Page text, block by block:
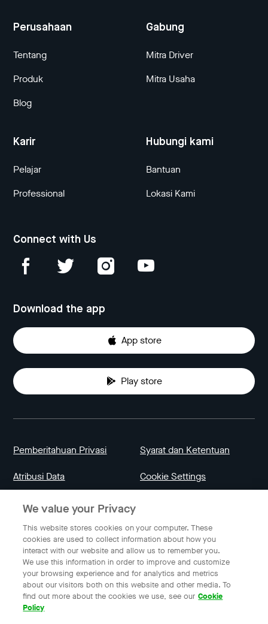
Perusahaan
Tentang
Produk
Blog
Gabung
Mitra Driver
Mitra Usaha
Karir
Pelajar
Professional
Hubungi kami
Bantuan
Lokasi Kami
Connect with Us
Download the app
App store
Play store
Pemberitahuan Privasi Syarat dan Ketentuan
Atribusi Data Cookie Settings
Bahasa Indonesia
© 2023 Gojek | Gojek adalah merek milik PT GoTo Gojek
Tokopedia Tbk. Terdaftar pada Direktorat Jendral Kekayaan
We value your Privacy
This website stores cookies on your computer. These
cookies are used to collect information about how you
interact with our website and allow us to remember you.
We use this information in order to improve and customize
your browsing experience and for analytics and metrics
about our visitors both on this website and other media. To
find out more about the cookies we use, see our Cookie
Policy